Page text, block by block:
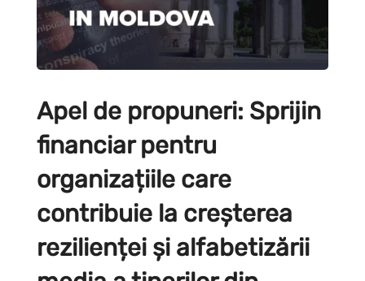
Apel de propuneri: Sprijin
financiar pentru
organizațiile care
contribuie la creșterea
rezilienței și alfabetizării